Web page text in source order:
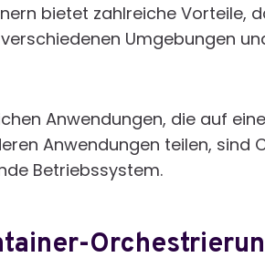
bietet zahlreiche Vorteile,
Umgebungen
Anwendungen, die auf
Anwendungen teilen, sind
Betriebssystem.